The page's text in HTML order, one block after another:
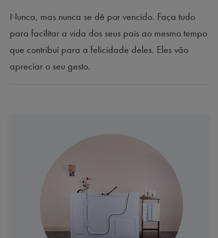
Nunca, mas nunca se dê por vencido. Faça tudo
para facilitar a vida dos seus pais ao mesmo tempo
que contribui para a felicidade deles. Eles vão
apreciar o seu gesto.